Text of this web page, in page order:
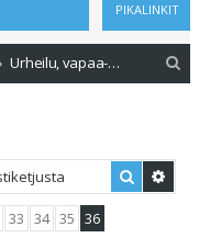
PIKALINKIT
Urheilu, vapaa-aika ja ajoneuvot
Etsi
33 34 35 36